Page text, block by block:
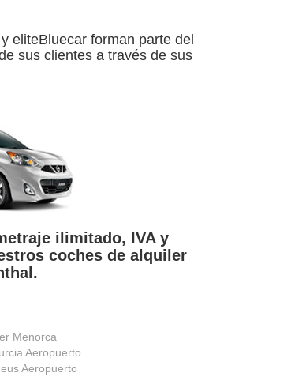
eliteBluecar forman parte del
sus clientes a través de sus
ilimitado, IVA y
coches de alquiler
Menorca
Aeropuerto
Aeropuerto